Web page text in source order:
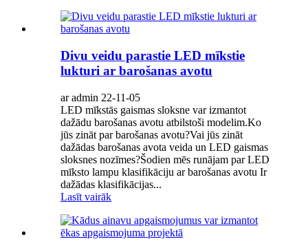
Divu veidu parastie LED mīkstie
lukturi ar barošanas avotu
ar admin 22-11-05
LED mīkstās gaismas sloksne var izmantot
dažādu barošanas avotu atbilstoši modelim.Ko
jūs zināt par barošanas avotu?Vai jūs zināt
dažādas barošanas avota veida un LED gaismas
sloksnes nozīmes?Šodien mēs runājam par LED
mīksto lampu klasifikāciju ar barošanas avotu Ir
dažādas klasifikācijas...
Lasīt vairāk